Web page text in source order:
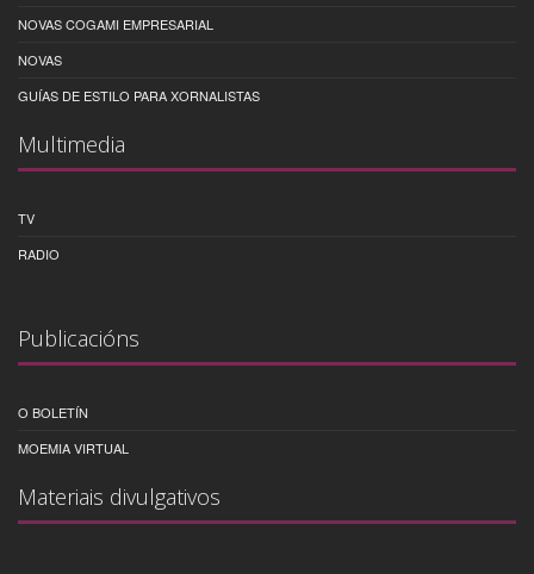
NOVAS COGAMI EMPRESARIAL
NOVAS
GUÍAS DE ESTILO PARA XORNALISTAS
Multimedia
TV
RADIO
Publicacións
O BOLETÍN
MOEMIA VIRTUAL
Materiais divulgativos